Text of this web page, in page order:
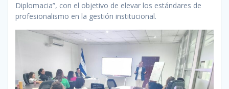
Diplomacia”, con el objetivo de elevar los estándares de
profesionalismo en la gestión institucional.